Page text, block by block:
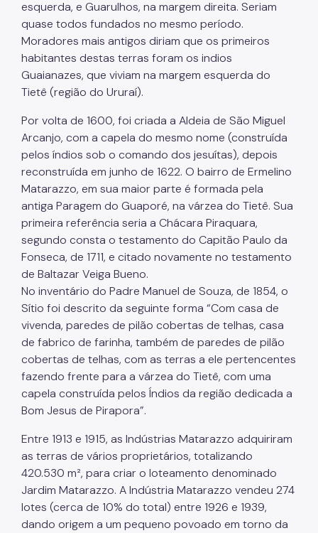
esquerda, e Guarulhos, na margem direita. Seriam
quase todos fundados no mesmo período.
Moradores mais antigos diriam que os primeiros
habitantes destas terras foram os indios
Guaianazes, que viviam na margem esquerda do
Tietê (região do Ururaí).
Por volta de 1600, foi criada a Aldeia de São Miguel
Arcanjo, com a capela do mesmo nome (construída
pelos índios sob o comando dos jesuítas), depois
reconstruída em junho de 1622. O bairro de Ermelino
Matarazzo, em sua maior parte é formada pela
antiga Paragem do Guaporé, na várzea do Tietê. Sua
primeira referência seria a Chácara Piraquara,
segundo consta o testamento do Capitão Paulo da
Fonseca, de 1711, e citado novamente no testamento
de Baltazar Veiga Bueno.
No inventário do Padre Manuel de Souza, de 1854, o
Sítio foi descrito da seguinte forma “Com casa de
vivenda, paredes de pilão cobertas de telhas, casa
de fabrico de farinha, também de paredes de pilão
cobertas de telhas, com as terras a ele pertencentes
fazendo frente para a várzea do Tietê, com uma
capela construída pelos Índios da região dedicada a
Bom Jesus de Pirapora”.
Entre 1913 e 1915, as Indústrias Matarazzo adquiriram
as terras de vários proprietários, totalizando
420.530 m², para criar o loteamento denominado
Jardim Matarazzo. A Indústria Matarazzo vendeu 274
lotes (cerca de 10% do total) entre 1926 e 1939,
dando origem a um pequeno povoado em torno da